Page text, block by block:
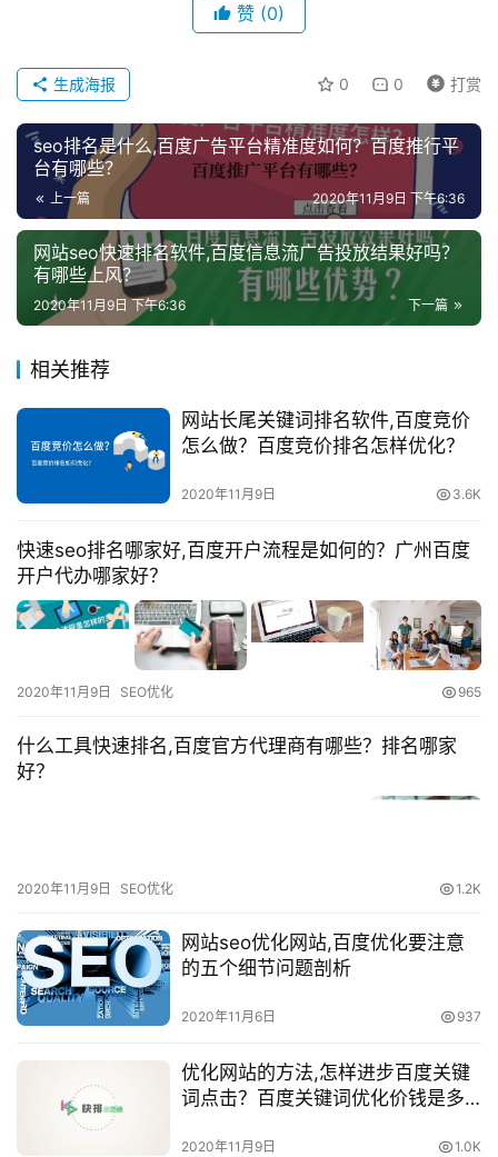
赞 (0)
0 0 打赏
生成海报
seo排名是什么,百度广告平台精准度如何？百度推行平
台有哪些？
上一篇 2020年11月9日 下午6:36
网站seo快速排名软件,百度信息流广告投放结果好吗？
有哪些上风？
下一篇
2020年11月9日 下午6:36
相关推荐
网站长尾关键词排名软件,百度竞价
怎么做？百度竞价排名怎样优化？
2020年11月9日 3.6K
快速seo排名哪家好,百度开户流程是如何的？广州百度
开户代办哪家好？
2020年11月9日 SEO优化 965
什么工具快速排名,百度官方代理商有哪些？排名哪家
好？
2020年11月9日 SEO优化 1.2K
网站seo优化网站,百度优化要注意
的五个细节问题剖析
2020年11月6日 937
优化网站的方法,怎样进步百度关键
词点击？百度关键词优化价钱是多
2020年11月9日 1.0K